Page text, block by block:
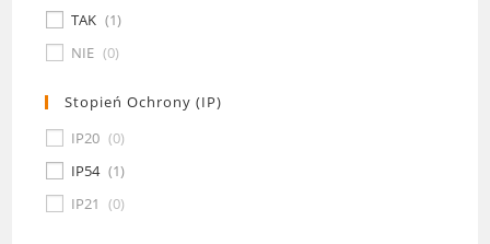
TAK (1)
NIE (0)
Stopień Ochrony (IP)
IP20 (0)
IP54 (1)
IP21 (0)